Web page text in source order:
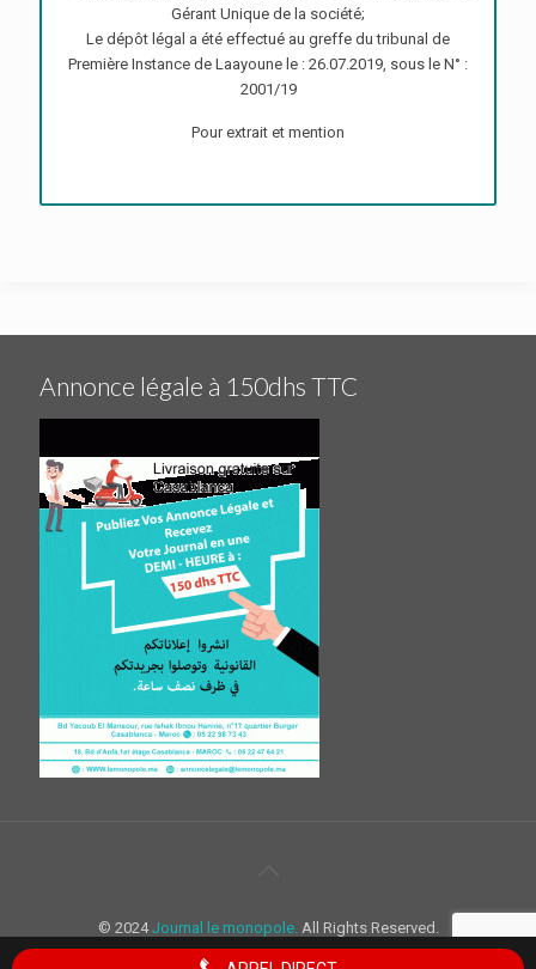
Gérant Unique de la société;
Le dépôt légal a été effectué au greffe du tribunal de
Première Instance de Laayoune le : 26.07.2019, sous le N° :
2001/19
Pour extrait et mention
Annonce légale à 150dhs TTC
© 2024Journal le monopole. All Rights Reserved.